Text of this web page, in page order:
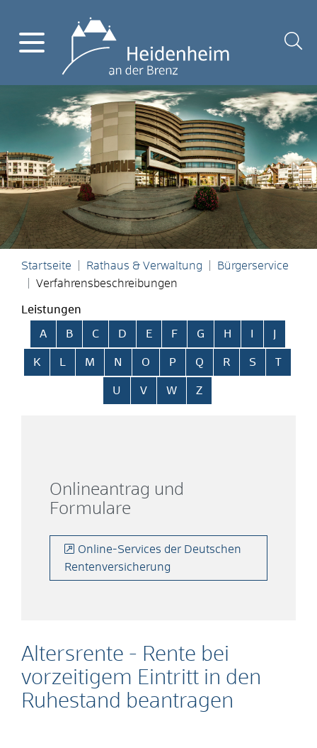
Startseite Rathaus & Verwaltung
Bürgerservice
Verfahrensbeschreibungen
Leistungen
Alphabetisches Register überspringen
A B C D E F G H
K L M N O P Q R S T
U V W Z
Altersrente - Rente bei
vorzeitigem Eintritt in den
Ruhestand beantragen
Onlineantrag und
Formulare
Online-Services der Deutschen
Rentenversicherung